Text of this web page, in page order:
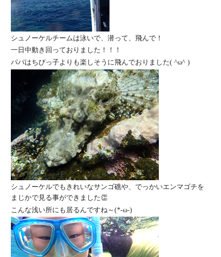
シュノーケルチームは泳いで、潜って、飛んで！
一日中動き回っておりました！！！
パパはちびっ子よりも楽しそうに飛んでおりました( ^ω^ )
シュノーケルでもきれいなサンゴ礁や、でっかいエンマゴチを
まじかで見る事ができました👏
こんな浅い所にも居るんですね～(*-ω-)